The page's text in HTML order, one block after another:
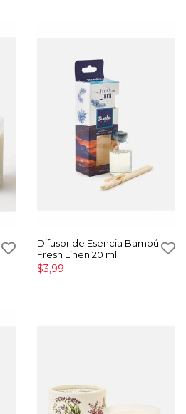
Difusor de Esencia Bambú
Fresh Linen 20 ml
$3,99